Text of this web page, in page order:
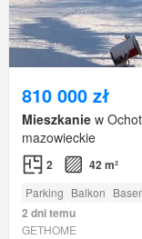
810 000 zł
Mieszkanie w
mazowieckie
2 42 m²
Parking Balkon
2 dni temu
GETHOME